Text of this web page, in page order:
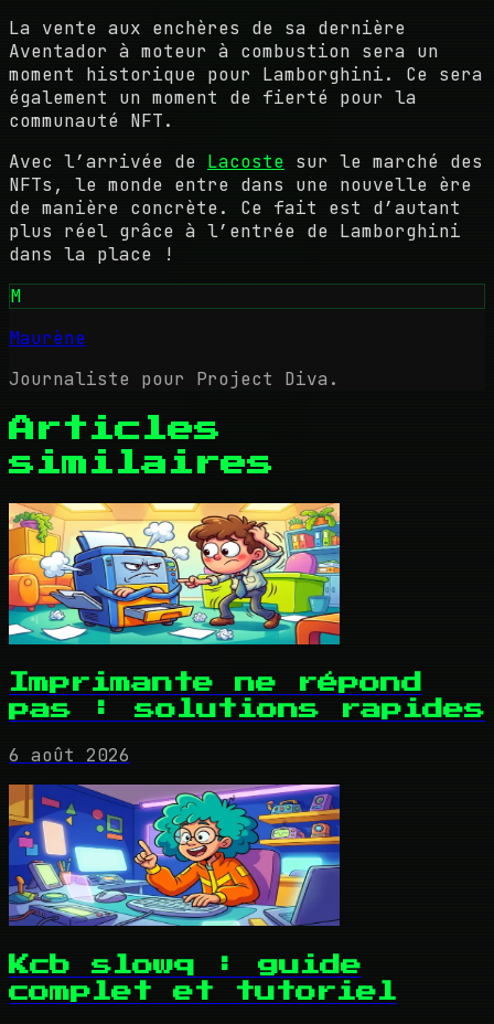
La vente aux enchères de sa dernière
Aventador à moteur à combustion sera un
moment historique pour Lamborghini. Ce sera
également un moment de fierté pour la
communauté NFT.
Avec l’arrivée de Lacoste sur le marché des
NFTs, le monde entre dans une nouvelle ère
de manière concrète. Ce fait est d’autant
plus réel grâce à l’entrée de Lamborghini
dans la place !
M
Maurène
Journaliste pour Project Diva.
Articles
similaires
Imprimante ne répond
pas : solutions rapides
6 août 2026
Kcb slowq : guide
complet et tutoriel